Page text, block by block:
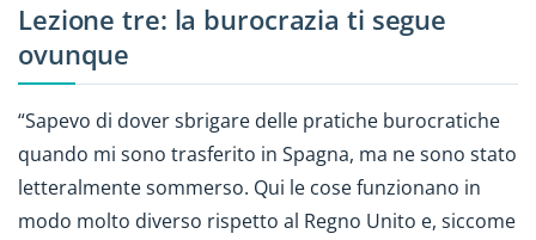
Lezione tre: la burocrazia ti segue
ovunque
“Sapevo di dover sbrigare delle pratiche burocratiche
quando mi sono trasferito in Spagna, ma ne sono stato
letteralmente sommerso. Qui le cose funzionano in
modo molto diverso rispetto al Regno Unito e, siccome